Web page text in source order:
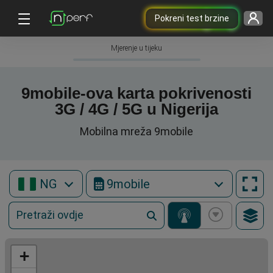
Pokreni test brzine
Mjerenje u tijeku
9mobile-ova karta pokrivenosti
3G / 4G / 5G u Nigerija
Mobilna mreža 9mobile
NG 9mobile
+